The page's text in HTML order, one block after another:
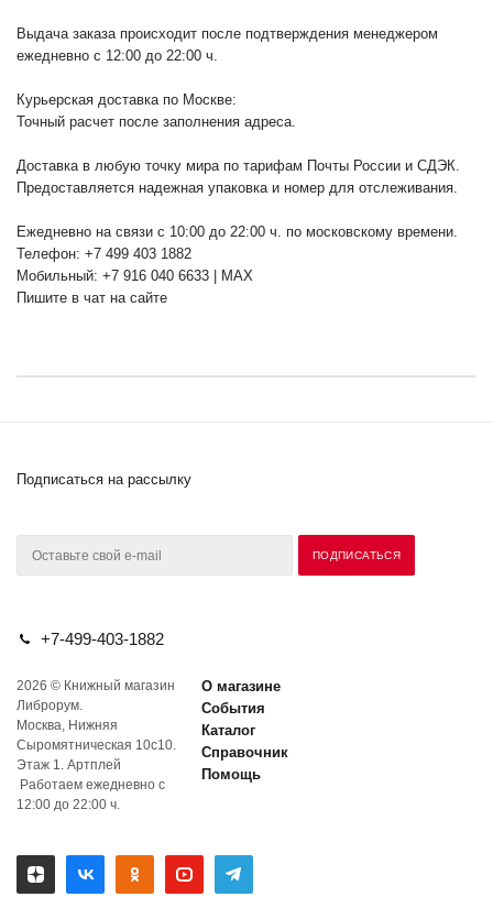
Выдача заказа происходит после подтверждения менеджером
ежедневно с 12:00 до 22:00 ч.
Курьерская доставка по Москве:
Точный расчет после заполнения адреса.
Доставка в любую точку мира по тарифам Почты России и СДЭК.
Предоставляется надежная упаковка и номер для отслеживания.
Ежедневно на связи с 10:00 до 22:00 ч. по московскому времени.
Телефон: +7 499 403 1882
Мобильный: +7 916 040 6633 | MAX
Пишите в чат на сайте
Подписаться на рассылку
+7-499-403-1882
2026 © Книжный магазин
Либрорум.
Москва, Нижняя
Сыромятническая 10с10.
Этаж 1. Артплей
Работаем ежедневно с
12:00 до 22:00 ч.
О магазине
События
Каталог
Справочник
Помощь